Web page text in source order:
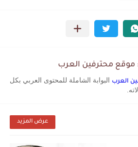
محترفين العرب
العرب البوابة الشاملة للمحتوى العربي بكل
عرض المزيد